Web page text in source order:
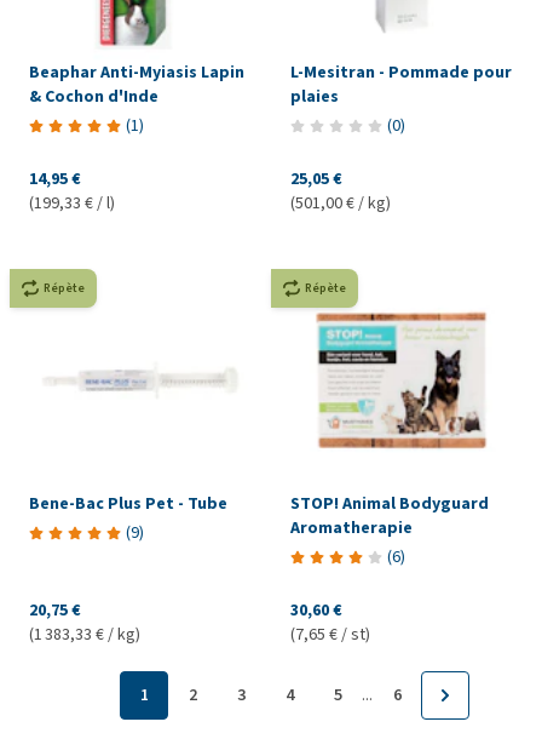
Beaphar Anti-Myiasis Lapin
& Cochon d'Inde
(1)
14,95 €
(199,33 € / l)
L-Mesitran - Pommade pour
plaies
(0)
25,05 €
(501,00 € / kg)
Répète
Bene-Bac Plus Pet - Tube
(9)
20,75 €
(1 383,33 € / kg)
Répète
STOP! Animal Bodyguard
Aromatherapie
(6)
30,60 €
(7,65 € / st)
1 2 3 4 5 ... 6